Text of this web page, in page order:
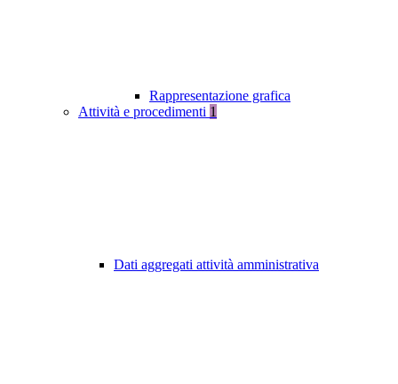
Rappresentazione grafica
Attività e procedimenti 1
Dati aggregati attività amministrativa